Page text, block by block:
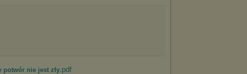
potwór nie jest zły.pdf